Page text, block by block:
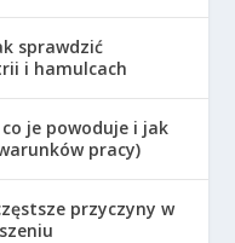
sprawdzić
i hamulcach
je powoduje i jak
pracy)
przyczyny w